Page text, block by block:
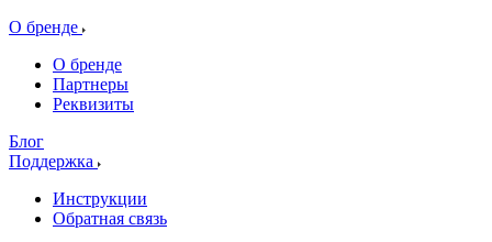
О бренде
О бренде
Партнеры
Реквизиты
Блог
Поддержка
Инструкции
Обратная связь